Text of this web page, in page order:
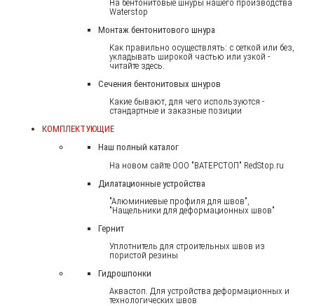
На бентонитовые шнуры нашего производства
Waterstop
Монтаж бентонитового шнура
Как правильно осуществлять: с сеткой или без,
укладывать широкой частью или узкой -
читайте здесь.
Сечения бентонитовых шнуров
Какие бывают, для чего используются -
стандартные и заказные позиции
КОМПЛЕКТУЮЩИЕ
Наш полный каталог
На новом сайте ООО "ВАТЕРСТОП" RedStop.ru
Дилатационные устройства
"Алюминиевые профиля для швов",
"Нащельники для деформационных швов"
Гернит
Уплотнитель для строительных швов из
пористой резины
Гидрошпонки
Аквастоп. Для устройства деформационных и
технологических швов